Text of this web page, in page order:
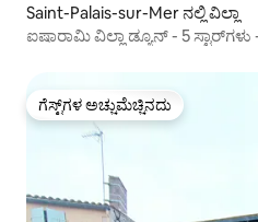
Saint-Palais-sur-Mer ನಲ್ಲಿ ವಿಲ್ಲಾ
ಐಷಾರಾಮಿ ವಿಲ್ಲಾ ಡ್ಯೂನ್ - 5
ಗೆಸ್ಟ್‌ಗಳ ಅಚ್ಚುಮೆಚ್ಚಿನದು
ಗೆಸ್ಟ್‌ಗಳ ಅಚ್ಚುಮೆಚ್ಚಿನದು